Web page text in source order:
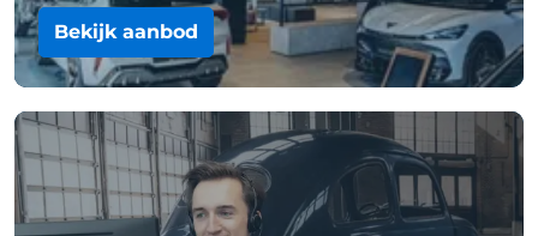
Bekijk aanbod